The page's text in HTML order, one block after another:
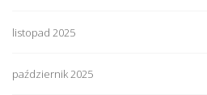
listopad 2025
październik 2025